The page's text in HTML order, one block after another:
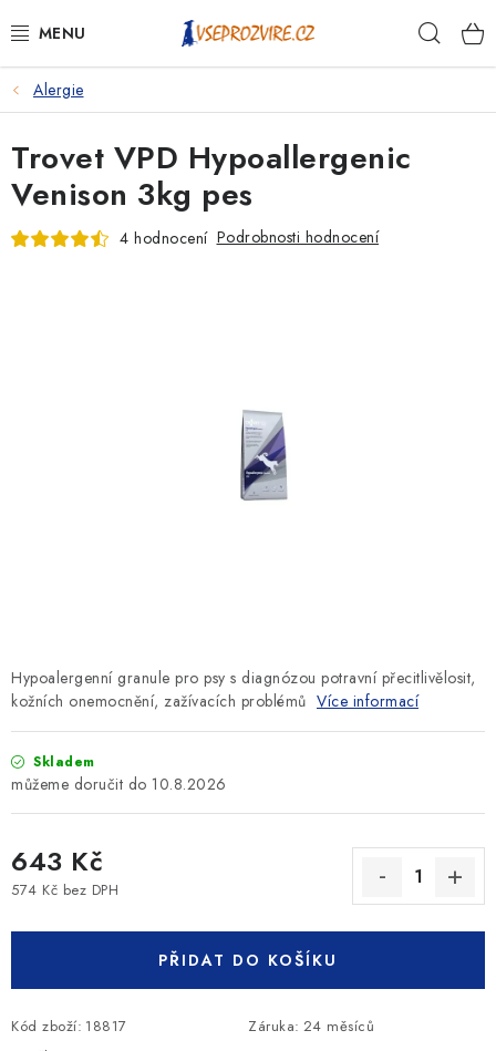
na
PSI
KOČKY
KONĚ
Alergie
Hypoalergenní granule pro psy s diagnózou potravní přecitlivělosit,
kožních onemocnění, zažívacích problémů Více informací
Skladem
10.8.2026
643 Kč
574 Kč bez DPH
PŘIDAT DO KOŠÍKU
Kód zboží: 18817 Záruka: 24 měsíců
Trovet VPD Hypoallergenic
Venison 3kg pes
4 hodnocení Podrobnosti hodnocení